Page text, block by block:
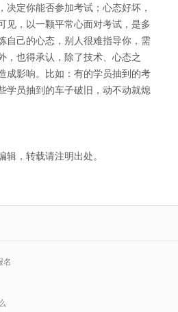
决定你能否参加考试；心态好坏，
见，以一颗平常心面对考试，是多
自己的心态，别人很难指导你，需
，也得承认，除了技术、心态之
成影响。比如：有的学员抽到的考
学员抽到的车子破旧，动不动就熄
辑，转载请注明出处。
名